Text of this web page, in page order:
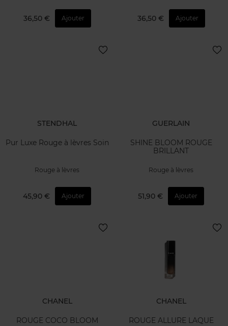
36,50 € Ajouter 36,50 € Ajouter
STENDHAL
Pur Luxe Rouge à lèvres Soin
Rouge à lèvres
45,90 € Ajouter
GUERLAIN
SHINE BLOOM ROUGE
BRILLANT
Rouge à lèvres
51,90 € Ajouter
CHANEL
ROUGE COCO BLOOM
CHANEL
ROUGE ALLURE LAQUE